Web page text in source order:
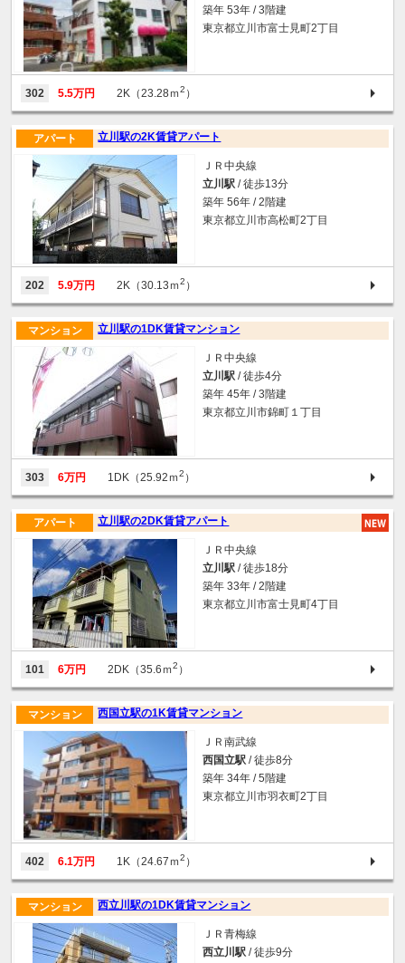
築年 53年 / 3階建
東京都立川市富士見町2丁目
302 5.5万円 2K（23.28ｍ2 ）
立川駅の2K賃貸アパート
アパート
ＪＲ中央線
立川駅 / 徒歩13分
築年 56年 / 2階建
東京都立川市高松町2丁目
202 5.9万円 2K（30.13ｍ2 ）
立川駅の1DK賃貸マンション
マンション
ＪＲ中央線
立川駅 / 徒歩4分
築年 45年 / 3階建
東京都立川市錦町１丁目
303 6万円 1DK（25.92ｍ2 ）
立川駅の2DK賃貸アパート
アパート
ＪＲ中央線
立川駅 / 徒歩18分
築年 33年 / 2階建
東京都立川市富士見町4丁目
101 6万円 2DK（35.6ｍ2 ）
西国立駅の1K賃貸マンション
マンション
ＪＲ南武線
西国立駅 / 徒歩8分
築年 34年 / 5階建
東京都立川市羽衣町2丁目
402 6.1万円 1K（24.67ｍ2 ）
西立川駅の1DK賃貸マンション
マンション
ＪＲ青梅線
西立川駅 / 徒歩9分